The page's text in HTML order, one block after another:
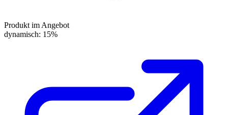
Produkt im Angebot
dynamisch: 15%